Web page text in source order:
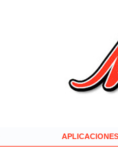
APLICACIONES